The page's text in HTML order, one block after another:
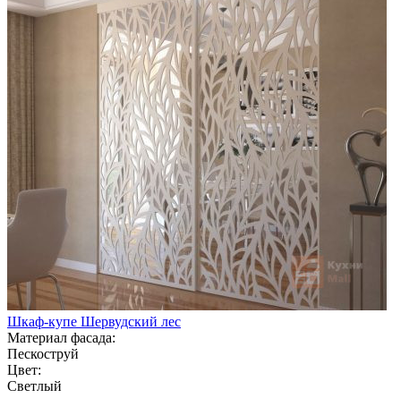
Шкаф-купе Шервудский лес
Материал фасада:
Пескоструй
Цвет:
Светлый